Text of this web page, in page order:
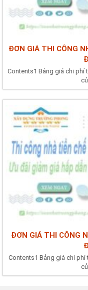
ĐƠN GIÁ THI CÔNG
Contents1 Bảng giá chi phí
ĐƠN GIÁ THI CÔNG
Contents1 Bảng giá chi phí